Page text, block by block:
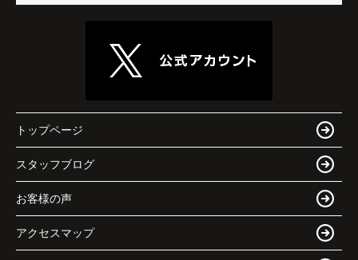
トップページ
スタッフブログ
お客様の声
アクセスマップ